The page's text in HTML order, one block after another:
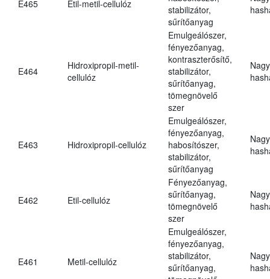
E465 Etil-metil-cellulóz
stabilizátor,
sűrítőanyag
E464
Hidroxipropil-metil-
cellulóz
Emulgeálószer,
fényezőanyag,
kontraszterősítő,
stabilizátor,
sűrítőanyag,
tömegnövelő
szer
E463 Hidroxipropil-cellulóz
Emulgeálószer,
fényezőanyag,
habosítószer,
stabilizátor,
sűrítőanyag
E462 Etil-cellulóz
Fényezőanyag,
sűrítőanyag,
tömegnövelő
szer
E461 Metil-cellulóz
Emulgeálószer,
fényezőanyag,
stabilizátor,
sűrítőanyag,